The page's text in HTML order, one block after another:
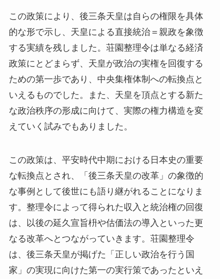
この政策により、後三条天皇は自らの権限を具体
的な形で示し、天皇による直接統治＝親政を象徴
する実績を残しました。荘園整理令は単なる経済
政策にとどまらず、天皇が政治の実権を回復する
ための第一歩であり、中央集権体制への転換点と
いえるものでした。また、天皇を頂点とする新た
な政治秩序の形成に向けて、実際の権力構造を変
えていく試みでもありました。
この政策は、平安時代中期における日本史の重要
な転換点とされ、「後三条天皇の改革」の象徴的
な事例として後世にも語り継がれることになりま
す。整理令によって得られた収入と統治権の回復
は、以後の延久宣旨枡や估価法の導入といった更
なる改革へとつながっていきます。荘園整理令
は、後三条天皇が掲げた「正しい政治を行う国
家」の実現に向けた第一の実行策であったといえ